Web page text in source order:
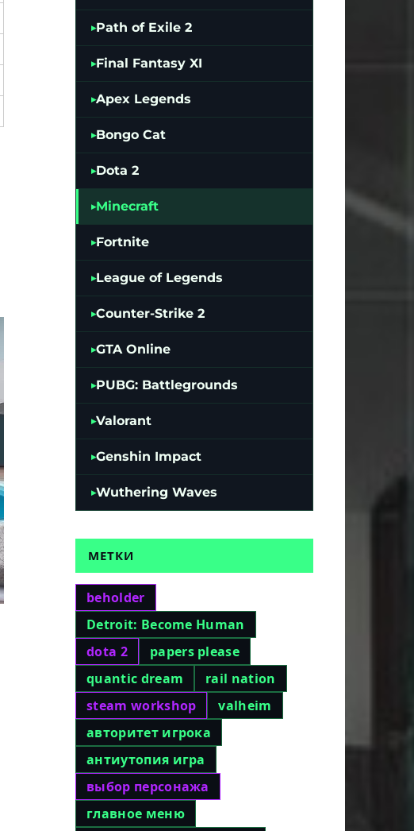
Path of Exile 2
Final Fantasy XI
Apex Legends
Bongo Cat
Dota 2
Minecraft
Fortnite
League of Legends
Counter-Strike 2
GTA Online
PUBG: Battlegrounds
Valorant
Genshin Impact
Wuthering Waves
МЕТКИ
beholder
Detroit: Become Human
dota 2
papers please
quantic dream
rail nation
steam workshop
valheim
авторитет игрока
антиутопия игра
выбор персонажа
главное меню